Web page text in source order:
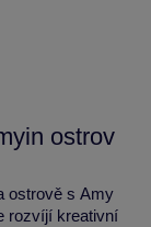
ostrov
ostrově s Amy
rozvíjí kreativní